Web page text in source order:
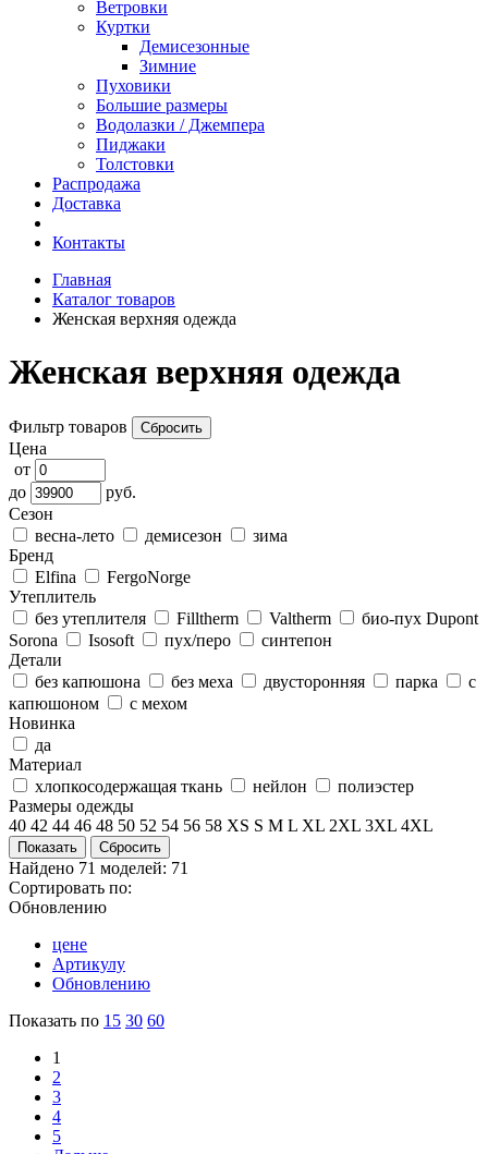
Ветровки
Куртки
Демисезонные
Зимние
Пуховики
Большие размеры
Водолазки / Джемпера
Пиджаки
Толстовки
Распродажа
Доставка
Контакты
Главная
Каталог товаров
Женская верхняя одежда
Женская верхняя одежда
Фильтр товаров
Цена
от
до
руб.
Сезон
весна-лето
демисезон
зима
Бренд
Elfina
FergoNorge
Утеплитель
без утеплителя
Filltherm Valtherm
био-пух Dupont
Sorona
Isosoft пух/перо
синтепон
Детали
без капюшона
без меха двусторонняя парка
с
капюшоном
с мехом
Новинка
да
Материал
хлопкосодержащая ткань
нейлон
полиэстер
Размеры одежды
40 42 44 46 48 50 52 54 56 58 XS S M L XL 2XL 3XL 4XL
Найдено 71 моделей: 71
Сортировать по:
Обновлению
цене
Артикулу
Обновлению
Показать по 15 30 60
1
2
3
4
5